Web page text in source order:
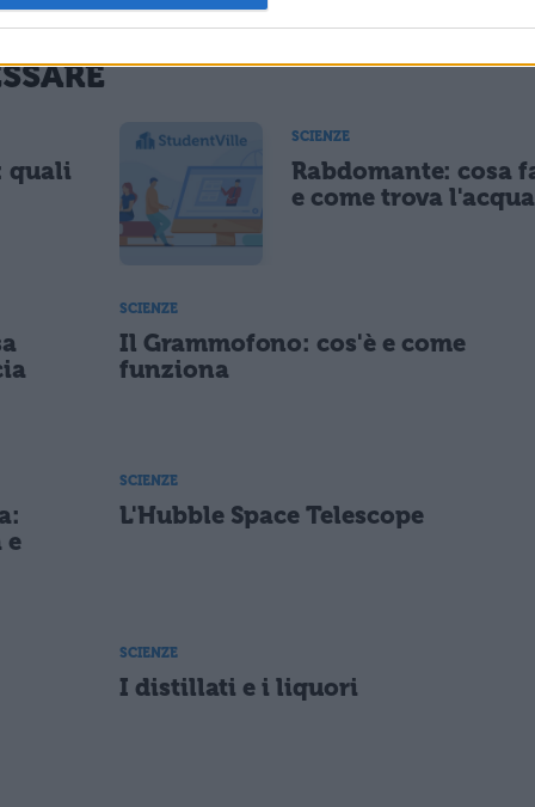
quali
SCIENZE
Rabdomante: cosa
e come trova l'acqua
SCIENZE
Il Grammofono: cos'è e come
funziona
e
SCIENZE
L'Hubble Space Telescope
SCIENZE
I distillati e i liquori